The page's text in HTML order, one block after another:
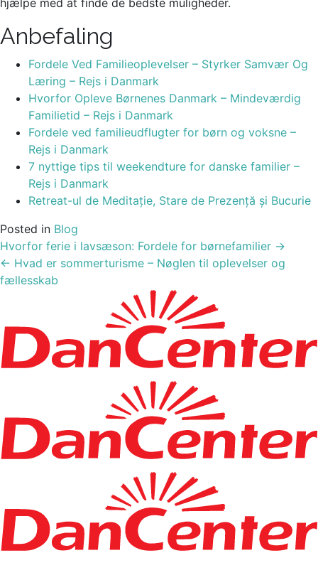
hjælpe med at finde de bedste muligheder.
Anbefaling
Fordele Ved Familieoplevelser – Styrker Samvær Og
Læring – Rejs i Danmark
Hvorfor Opleve Børnenes Danmark – Mindeværdig
Familietid – Rejs i Danmark
Fordele ved familieudflugter for børn og voksne –
Rejs i Danmark
7 nyttige tips til weekendture for danske familier –
Rejs i Danmark
Retreat-ul de Meditație, Stare de Prezență și Bucurie
Posted in Blog
Post
navigation
Hvorfor ferie i lavsæson: Fordele for børnefamilier →
← Hvad er sommerturisme – Nøglen til oplevelser og
fællesskab